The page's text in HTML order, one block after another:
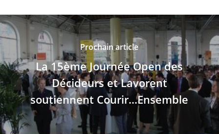
Prochain article
La 15ème Journée Open des
Décideurs et Lavorent
soutiennent Courir...Ensemble